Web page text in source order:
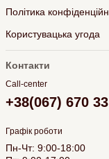
Політика
Користувацька угода
Контакти
Call-center
+38(067) 670
Графік роботи
Пн-Чт: 9:00-18:00